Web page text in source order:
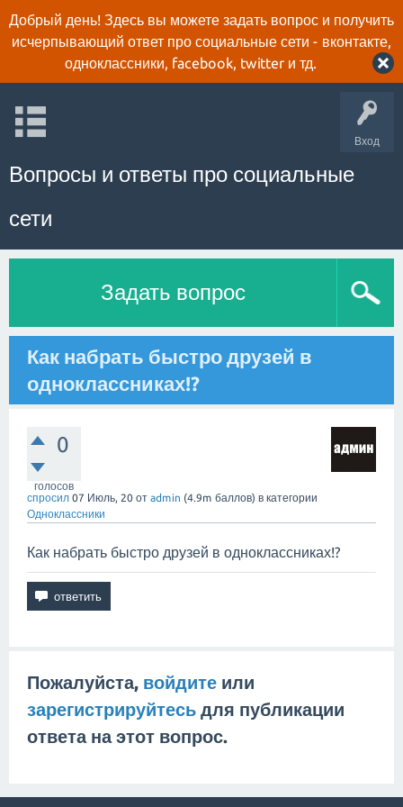
Добрый день! Здесь вы можете задать вопрос и получить
исчерпывающий ответ про социальные сети - вконтакте,
одноклассники, facebook, twitter и тд.
Вход
Вопросы и ответы про социальные
сети
Задать вопрос
Как набрать быстро друзей в
одноклассниках!?
0
голосов
спросил 07 Июль, 20 от admin (4.9m баллов) в категории
Одноклассники
Как набрать быстро друзей в одноклассниках!?
Пожалуйста, войдите или
зарегистрируйтесь для публикации
ответа на этот вопрос.